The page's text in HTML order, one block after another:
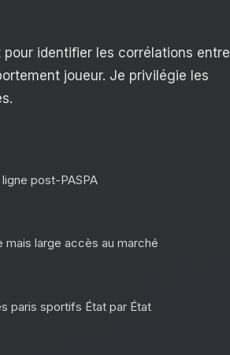
identifier les corrélations entre
joueur. Je privilégie les
post-PASPA
mais large accès au marché
paris sportifs État par État